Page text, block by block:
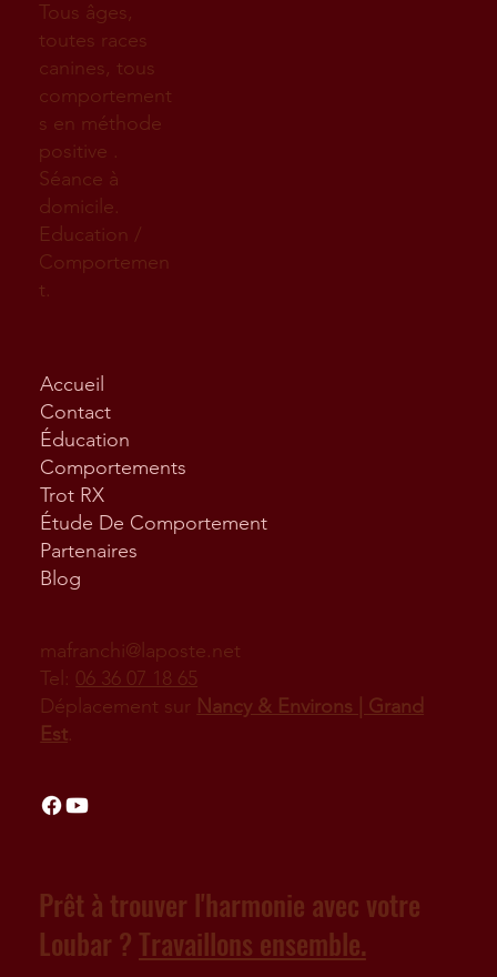
Tous âges,
toutes races
canines, tous
comportement
s en méthode
positive .
Séance à
domicile.
Education /
Comportemen
t.
Accueil
Contact
Éducation
Comportements
Trot RX
Étude De Comportement
Partenaires
Blog
mafranchi@laposte.net
Tel: 06 36 07 18 65
Déplacement sur Nancy & Environs | Grand
Est.
Prêt à trouver l'harmonie avec votre
Loubar ? Travaillons ensemble.